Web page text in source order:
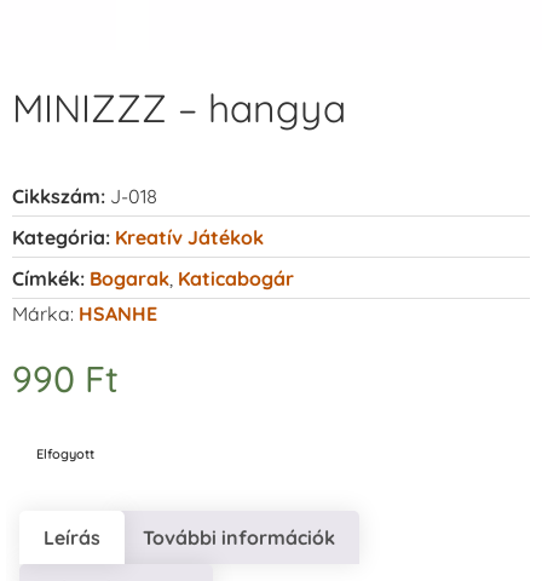
MINIZZZ – hangya
Cikkszám: J-018
Kategória: Kreatív Játékok
Címkék: Bogarak Katicabogár
Márka: HSANHE
990 Ft
Elfogyott
Leírás További információk